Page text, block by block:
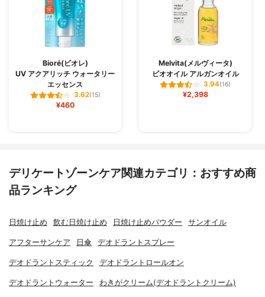
Bioré(ビオレ)
UV アクアリッチ ウォータリー
エッセンス
3.62(15)
¥460
Melvita(メルヴィータ)
ビオオイル アルガンオイル
3.94(16)
¥2,398
デリケートゾーンケア関連カテゴリ：おすすめ商
品ランキング
日焼け止め 飲む日焼け止め 日焼け止めパウダー サンオイル
アフターサンケア 日傘 デオドラントスプレー
デオドラントスティック デオドラントロールオン
デオドラントウォーター わきがクリーム(デオドラントクリーム)